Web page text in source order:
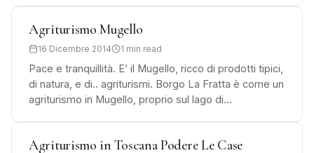
Agriturismo Mugello
16 Dicembre 2014 1 min read
Pace e tranquillità. E’ il Mugello, ricco di prodotti tipici,
di natura, e di.. agriturismi. Borgo La Fratta è come un
agriturismo in Mugello, proprio sul lago di…
Agriturismo in Toscana Podere Le Case